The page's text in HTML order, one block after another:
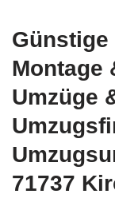
Günstige
Montage
Umzüge
71737